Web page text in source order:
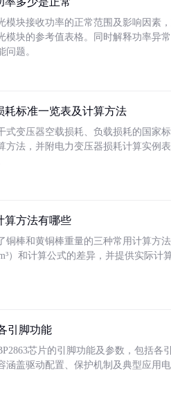
模块接收功率的正常范围及影响因素
模块的参考值表格。同时解释功率异
问题。
耗标准一览表及计算方法
式变压器空载损耗、负载损耗的国家
方法，并附电力变压器损耗计算实例
算方法有哪些
铜棒和黄铜棒重量的三种常用计算方
）和计算公式的差异，并提供实际
引脚功能
芯片的引脚功能及参数，包括
涵盖驱动配置、保护机制及典型应用